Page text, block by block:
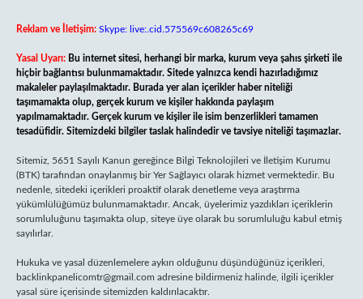
Reklam ve İletişim: Skype: live:.cid.575569c608265c69
Yasal Uyarı: Bu internet sitesi, herhangi bir marka, kurum veya şahıs şirketi ile
hiçbir bağlantısı bulunmamaktadır. Sitede yalnızca kendi hazırladığımız
makaleler paylaşılmaktadır. Burada yer alan içerikler haber niteliği
taşımamakta olup, gerçek kurum ve kişiler hakkında paylaşım
yapılmamaktadır. Gerçek kurum ve kişiler ile isim benzerlikleri tamamen
tesadüfidir. Sitemizdeki bilgiler taslak halindedir ve tavsiye niteliği taşımazlar.
Sitemiz, 5651 Sayılı Kanun gereğince Bilgi Teknolojileri ve İletişim Kurumu
(BTK) tarafından onaylanmış bir Yer Sağlayıcı olarak hizmet vermektedir. Bu
nedenle, sitedeki içerikleri proaktif olarak denetleme veya araştırma
yükümlülüğümüz bulunmamaktadır. Ancak, üyelerimiz yazdıkları içeriklerin
sorumluluğunu taşımakta olup, siteye üye olarak bu sorumluluğu kabul etmiş
sayılırlar.
Hukuka ve yasal düzenlemelere aykırı olduğunu düşündüğünüz içerikleri,
backlinkpanelicomtr@gmail.com adresine bildirmeniz halinde, ilgili içerikler
yasal süre içerisinde sitemizden kaldırılacaktır.